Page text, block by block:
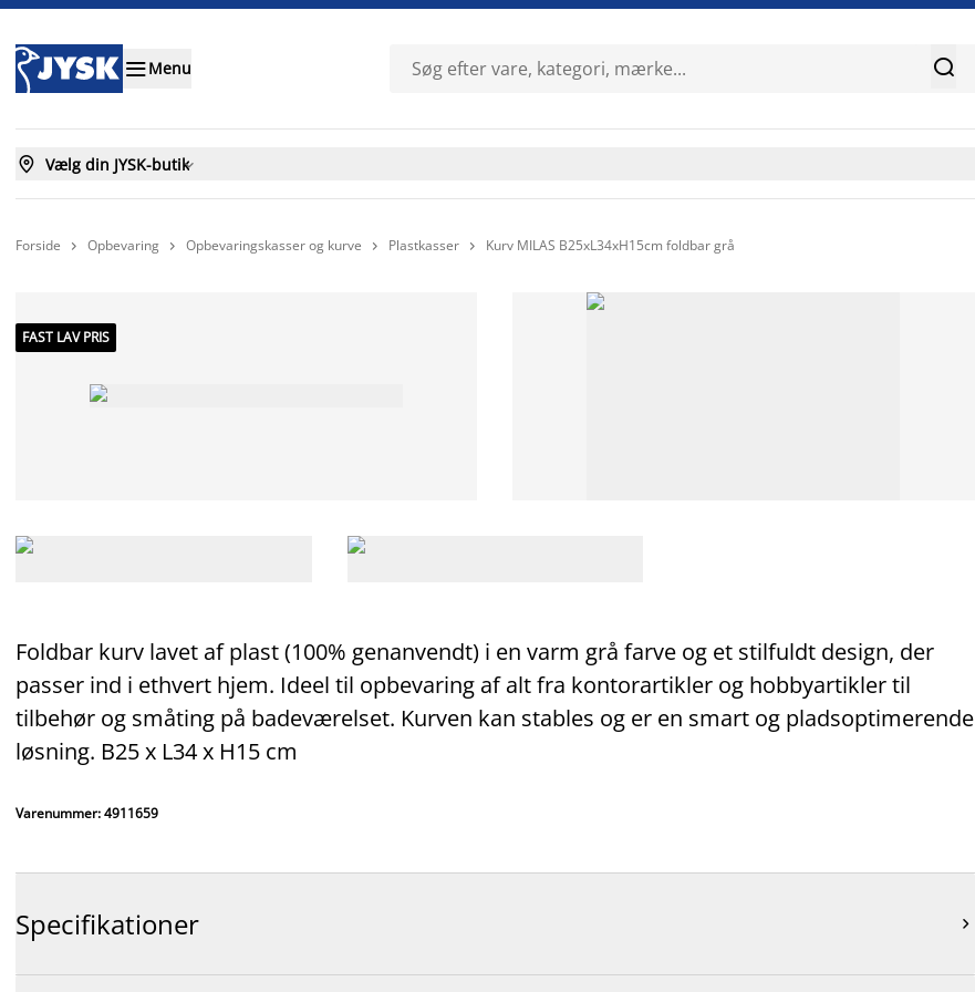
Menu 
 Vælg din JYSK-butik
Forside  Opbevaring  Opbevaringskasser og kurve  Plastkasser  Kurv MILAS B25xL34xH15cm foldbar grå
FAST LAV PRIS
Foldbar kurv lavet af plast (100% genanvendt) i en varm grå farve og et stilfuldt design, der
passer ind i ethvert hjem. Ideel til opbevaring af alt fra kontorartikler og hobbyartikler til
tilbehør og småting på badeværelset. Kurven kan stables og er en smart og pladsoptimerende
løsning. B25 x L34 x H15 cm
Varenummer: 4911659
Specifikationer 